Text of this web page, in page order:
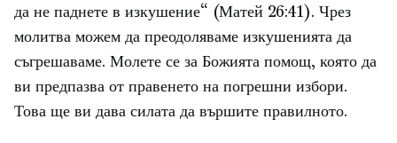
да не паднете в изкушение“ (Матей 26:41). Чрез
молитва можем да преодоляваме изкушенията да
съгрешаваме. Молете се за Божията помощ, която да
ви предпазва от правенето на погрешни избори.
Това ще ви дава силата да вършите правилното.